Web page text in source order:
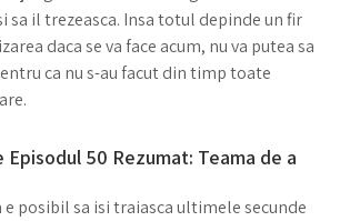
sa il trezeasca. Insa totul depinde un fir
daca se va face acum, nu va putea sa
ca nu s-au facut din timp toate
Episodul 50 Rezumat: Teama de a
e posibil sa isi traiasca ultimele secunde